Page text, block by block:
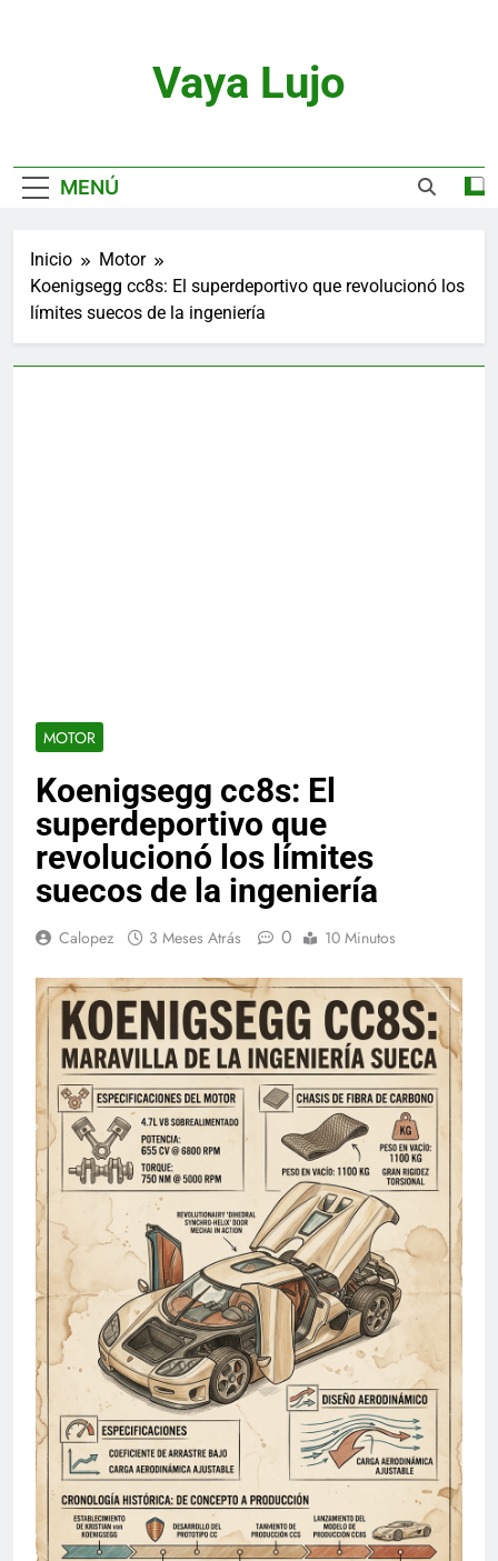
Vaya Lujo
MENÚ
Inicio
Motor
Koenigsegg cc8s: El superdeportivo que revolucionó los
límites suecos de la ingeniería
MOTOR
Koenigsegg cc8s: El
superdeportivo que
revolucionó los límites
suecos de la ingeniería
Calopez 3 Meses Atrás 0 10 Minutos